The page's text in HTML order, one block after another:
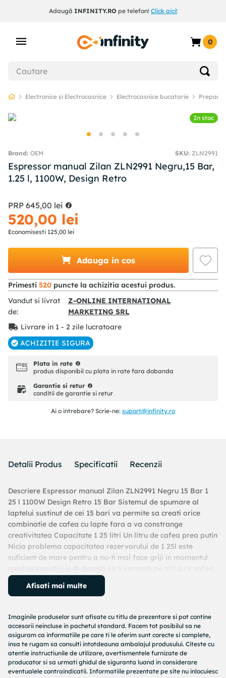
Adaugă INFINITY.ROpe telefon! Click aici!
0
Electronice si Electrocasnice Electrocasnice bucatarie
In stoc
OEM SKU: ZLN2991
Espressor manual Zilan ZLN2991 Negru,15 Bar,
1.25 l, 1100W, Design Retro
PRP 645,00 lei
520,00 lei
Economisesti 125,00 lei
Adauga in cos
Primesti 520 puncte la achizitia acestui produs.
Vandut si livrat
de:
Z-ONLINE INTERNATIONAL
MARKETING SRL
Livrare in 1 - 2 zile lucratoare
ACHIZITIE SIGURA
Plata in rate
produs disponibil cu plata in rate fara dobanda
Garantie si retur
conditii de garantie si retur
Ai o intrebare? Scrie-ne: suport@infinity.ro
Detalii Produs Specificatii Recenzii
Descriere Espressor manual Zilan ZLN2991 Negru 15 Bar 1
25 l 1100W Design Retro 15 Bar Sistemul de spumare al
laptelui sustinut de cei 15 bari va permite sa creati orice
combinatie de cafea cu lapte fara a va constrange
creativitatea Capacitate 1 25 litri Un litru de cafea prea putin
Nicio problema capacitatea rezervorului de 1 25l este
suficient de mare pentru a nu-ti mai face griji in momentul
cand ai musafiri si iti doresti sa ii servesti pe toti cu o cafea
proaspata dintr-o singura preparare Putere 1100W Puterea
acestuia de 1100W ajuta aparatul sa incalzeasca mai rapid
savurand mai rapid bautura ta preferata Filtru dublu din
inox Filtrul dublu din inox te ajuta sa prepari 2 cesti de cafea
in acelasi timp Termometru frontal Espressorul este dotat cu
un termometru frontal cu un design retro ce indica
temperatura apei astfel vei putea incepe prepararea cafelei
imediat ce acesta din urma iti va indica temperatura optima
Afisati mai multe
Imaginile produselor sunt afisate cu titlu de prezentare si pot contine
accesorii neincluse in pachetul standard. Facem tot posibilul sa ne
asiguram ca informatiile pe care ti le oferim sunt corecte si complete,
insa te rugam sa consulti intotdeauna ambalajul produsului. Citeste cu
atentie instructiunile de utilizare, avertismentele furnizate de
producator si sa urmati ghidul de siguranta luand in considerare
eventualele contraindicatii. Informatiile prezentate pe site nu inlocuiesc